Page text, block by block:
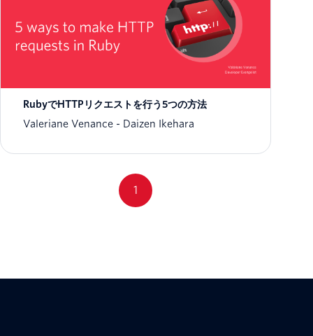
RubyでHTTPリクエストを行う5つの方法
Valeriane Venance
Daizen Ikehara
1